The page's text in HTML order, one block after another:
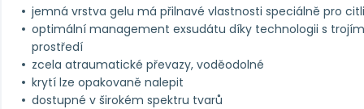
jemná vrstva gelu má přilnavé vlastnosti speciálně pro
optimální management exsudátu díky technologii s
prostředí
zcela atraumatické převazy, voděodolné
krytí lze opakovaně nalepit
dostupné v širokém spektru tvarů